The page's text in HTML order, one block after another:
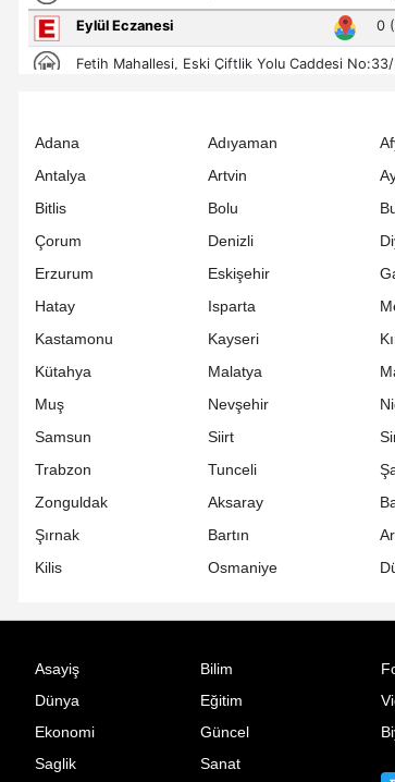
Adana Adıyaman
Antalya
Artvin
Bitlis
Bolu
Çorum
Denizli
Erzurum
Eskişehir
Hatay
Isparta
Kastamonu
Kayseri
Kütahya
Malatya
Muş
Nevşehir
Samsun
Siirt
Trabzon
Tunceli
Zonguldak
Aksaray
Şırnak
Bartın
Kilis
Osmaniye
Asayiş
Bilim
Dünya
Eğitim
Ekonomi
Güncel
Saglik
Sanat